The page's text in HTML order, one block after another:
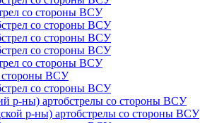
со стороны ВСУ
со стороны ВСУ
со стороны ВСУ
со стороны ВСУ
со стороны ВСУ
стороны ВСУ
со стороны ВСУ
р-ны) артобстрелы со стороны ВСУ
р-ны) артобстрелы со стороны ВСУ